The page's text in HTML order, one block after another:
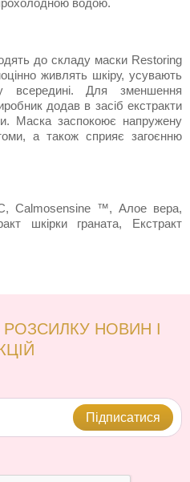
водою.
до складу маски Restoring
живлять шкіру, усувають
всередині. Для зменшення
додав в засіб екстракти
Маска заспокоює напружену
а також сприяє загоєнню
Calmosensine ™, Алое вера,
шкірки граната, Екстракт
НОВИН І
Підписатися